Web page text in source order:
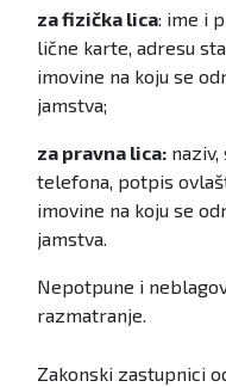
za fizička lica: ime i
lične karte, adresu
imovine na koju se
jamstva;
za pravna lica:
telefona, potpis
imovine na koju se
jamstva.
Nepotpune i
razmatranje.
Zakonski zastupnici